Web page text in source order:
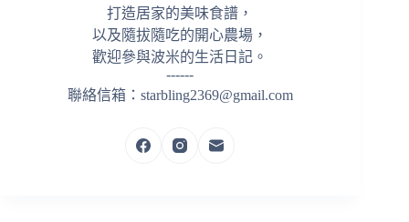
打造居家的美味食譜，
以及隨拔隨吃的開心農場，
歡迎參與波米的生活日記。
------
聯絡信箱：starbling2369@gmail.com